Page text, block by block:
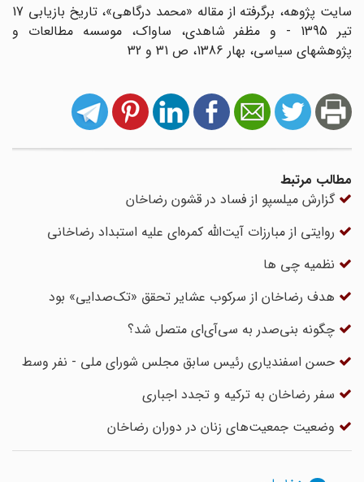
سایت پژوهه، برگرفته از مقاله «محمد درگاهی»، تاریخ بازیابی 17
تیر 1395 - و مظفر شاهدی، ساواک، موسسه مطالعات و
پژوهشهای سیاسی، بهار 1386، ص 31 و 32
مطالب مرتبط
گزارش میلسپو از فساد در قشون رضاخان
روایتی از مبارزات آیت‌الله کمره‌ای علیه استبداد رضاخانی
نظمیه چی ها
هدف رضاخان از سرکوب عشایر تحقق «تک‌صدایی» بود
چگونه بنی‌صدر به سی‌آی‌ای متصل شد؟
حسن اسفندیاری رئیس سابق مجلس شورای ملی - نفر وسط
سفر رضاخان به ترکیه و تجدد اجباری
وضعیت جمعیت‌های زنان در دوران رضاخان